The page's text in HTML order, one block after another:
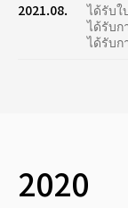
2021.08.
ได้รับใ
ได้รับก
ได้รับก
2020